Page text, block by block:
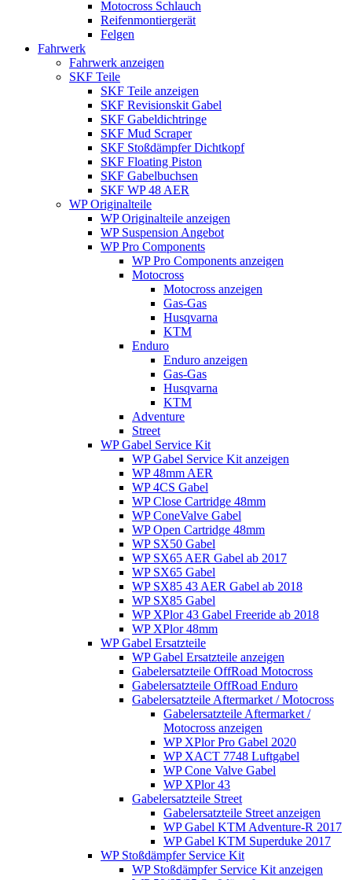
Motocross Schlauch
Reifenmontiergerät
Felgen
Fahrwerk
Fahrwerk anzeigen
SKF Teile
SKF Teile anzeigen
SKF Revisionskit Gabel
SKF Gabeldichtringe
SKF Mud Scraper
SKF Stoßdämpfer Dichtkopf
SKF Floating Piston
SKF Gabelbuchsen
SKF WP 48 AER
WP Originalteile
WP Originalteile anzeigen
WP Suspension Angebot
WP Pro Components
WP Pro Components anzeigen
Motocross
Motocross anzeigen
Gas-Gas
Husqvarna
KTM
Enduro
Enduro anzeigen
Gas-Gas
Husqvarna
KTM
Adventure
Street
WP Gabel Service Kit
WP Gabel Service Kit anzeigen
WP 48mm AER
WP 4CS Gabel
WP Close Cartridge 48mm
WP ConeValve Gabel
WP Open Cartridge 48mm
WP SX50 Gabel
WP SX65 AER Gabel ab 2017
WP SX65 Gabel
WP SX85 43 AER Gabel ab 2018
WP SX85 Gabel
WP XPlor 43 Gabel Freeride ab 2018
WP XPlor 48mm
WP Gabel Ersatzteile
WP Gabel Ersatzteile anzeigen
Gabelersatzteile OffRoad Motocross
Gabelersatzteile OffRoad Enduro
Gabelersatzteile Aftermarket / Motocross
Gabelersatzteile Aftermarket /
Motocross anzeigen
WP XPlor Pro Gabel 2020
WP XACT 7748 Luftgabel
WP Cone Valve Gabel
WP XPlor 43
Gabelersatzteile Street
Gabelersatzteile Street anzeigen
WP Gabel KTM Adventure-R 2017
WP Gabel KTM Superduke 2017
WP Stoßdämpfer Service Kit
WP Stoßdämpfer Service Kit anzeigen